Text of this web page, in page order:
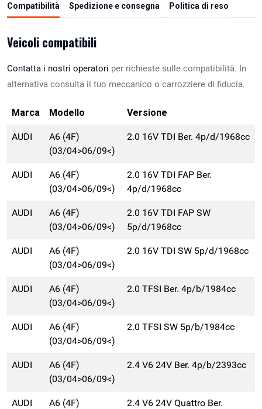
Compatibilità Spedizione e consegna Politica di reso
Veicoli compatibili
Contatta i nostri operatori per richieste sulle compatibilità. In
alternativa consulta il tuo meccanico o carrozziere di fiducia.
Marca Modello Versione
AUDI
A6 (4F)
(03/04>06/09<)
2.0 16V TDI Ber. 4p/d/1968cc
AUDI
A6 (4F)
(03/04>06/09<)
2.0 16V TDI FAP Ber.
4p/d/1968cc
AUDI
A6 (4F)
(03/04>06/09<)
2.0 16V TDI FAP SW
5p/d/1968cc
AUDI
A6 (4F)
(03/04>06/09<)
2.0 16V TDI SW 5p/d/1968cc
AUDI
A6 (4F)
(03/04>06/09<)
2.0 TFSI Ber. 4p/b/1984cc
AUDI
A6 (4F)
(03/04>06/09<)
2.0 TFSI SW 5p/b/1984cc
AUDI
A6 (4F)
(03/04>06/09<)
2.4 V6 24V Ber. 4p/b/2393cc
AUDI
A6 (4F)
2.4 V6 24V Quattro Ber.